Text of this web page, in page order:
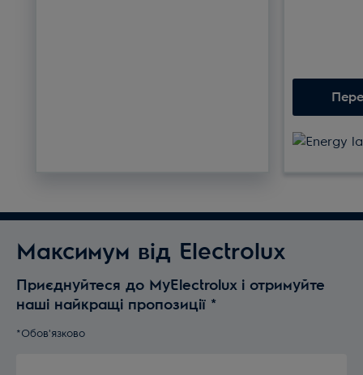
Максимум від Electrolux
Приєднуйтеся до MyElectrolux і отримуйте
наші найкращі пропозиції *
*Обов'язково